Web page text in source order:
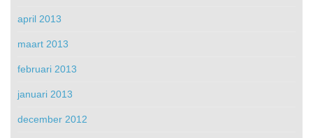
april 2013
maart 2013
februari 2013
januari 2013
december 2012